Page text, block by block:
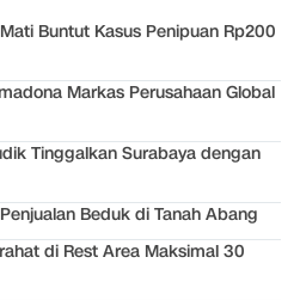
Buntut Kasus Penipuan Rp200
Markas Perusahaan Global
Tinggalkan Surabaya dengan
Beduk di Tanah Abang
di Rest Area Maksimal 30